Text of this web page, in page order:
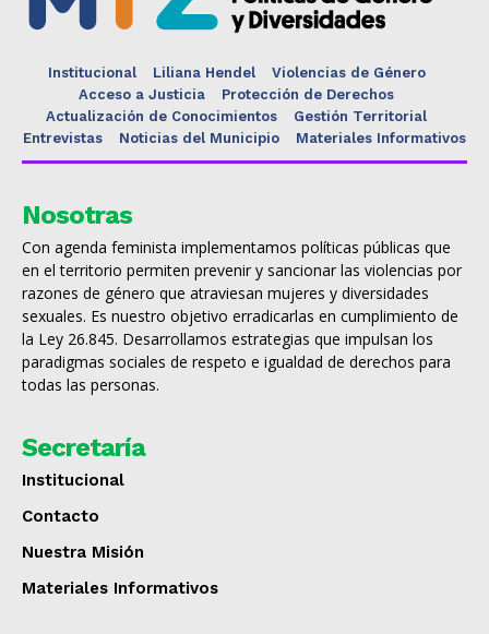
Institucional Liliana Hendel
Violencias de Género
Acceso a Justicia
Protección de Derechos
Actualización de Conocimientos
Gestión Territorial
Entrevistas
Noticias del Municipio Materiales Informativos
Nosotras
Con agenda feminista implementamos políticas públicas que
en el territorio permiten prevenir y sancionar las violencias por
razones de género que atraviesan mujeres y diversidades
sexuales. Es nuestro objetivo erradicarlas en cumplimiento de
la Ley 26.845. Desarrollamos estrategias que impulsan los
paradigmas sociales de respeto e igualdad de derechos para
todas las personas.
Secretaría
Institucional
Contacto
Nuestra Misión
Materiales Informativos